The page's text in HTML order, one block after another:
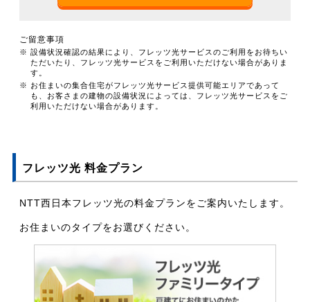
ご留意事項
※ 設備状況確認の結果により、フレッツ光サービスのご利用をお待ちい
ただいたり、フレッツ光サービスをご利用いただけない場合がありま
す。
※ お住まいの集合住宅がフレッツ光サービス提供可能エリアであって
も、お客さまの建物の設備状況によっては、フレッツ光サービスをご
利用いただけない場合があります。
フレッツ光 料金プラン
NTT西日本フレッツ光の料金プランをご案内いたします。
お住まいのタイプをお選びください。